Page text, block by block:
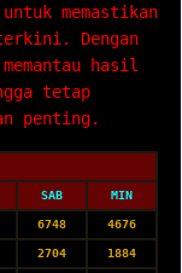
memastikan
Dengan
hasil
tetap
penting.
SAB MIN
6748 4676
2704 1884